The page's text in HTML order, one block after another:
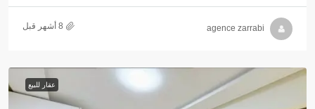
agence zarrabi
عقار للبيع